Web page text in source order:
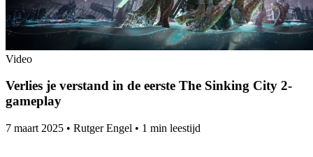
Video
Verlies je verstand in de eerste The Sinking City 2-
gameplay
7 maart 2025 • Rutger Engel • 1 min leestijd